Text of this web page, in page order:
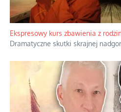
Niewygodne kulisy alpejskiego
Watykan woli skupiać się na
ukrywając przed światem pełną i
orędzia....